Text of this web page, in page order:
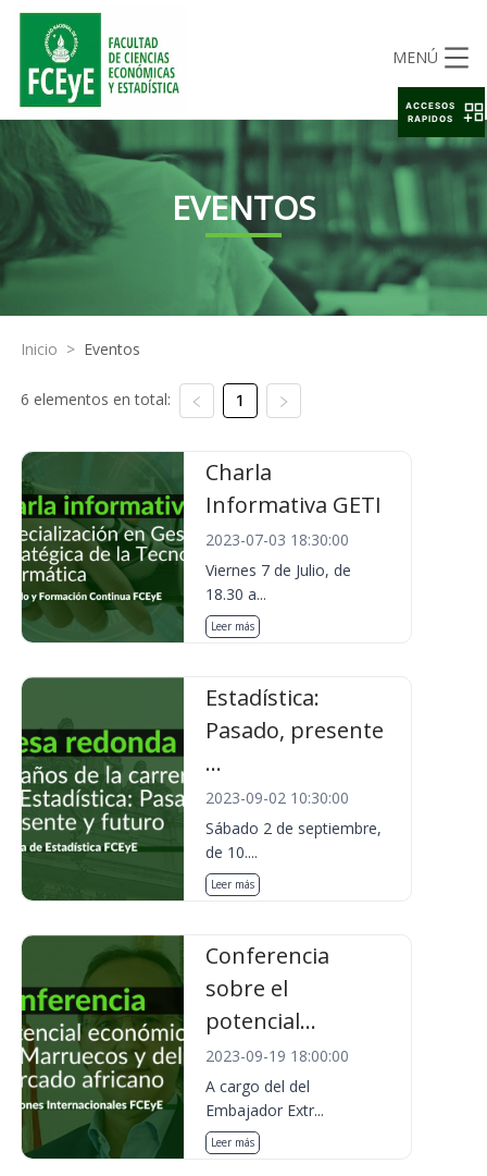
MENÚ
EVENTOS
Inicio > Eventos
6 elementos en total: 1
Charla
Informativa GETI
2023-07-03 18:30:00
Viernes 7 de Julio, de
18.30 a...
Leer más
Estadística:
Pasado, presente
...
2023-09-02 10:30:00
Sábado 2 de septiembre,
de 10....
Leer más
Conferencia
sobre el
potencial...
2023-09-19 18:00:00
A cargo del del
Embajador Extr...
Leer más
ACCESOS
RAPIDOS